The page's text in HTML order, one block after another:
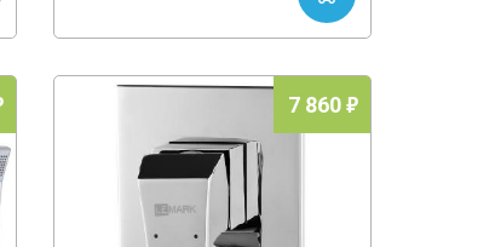
7 860